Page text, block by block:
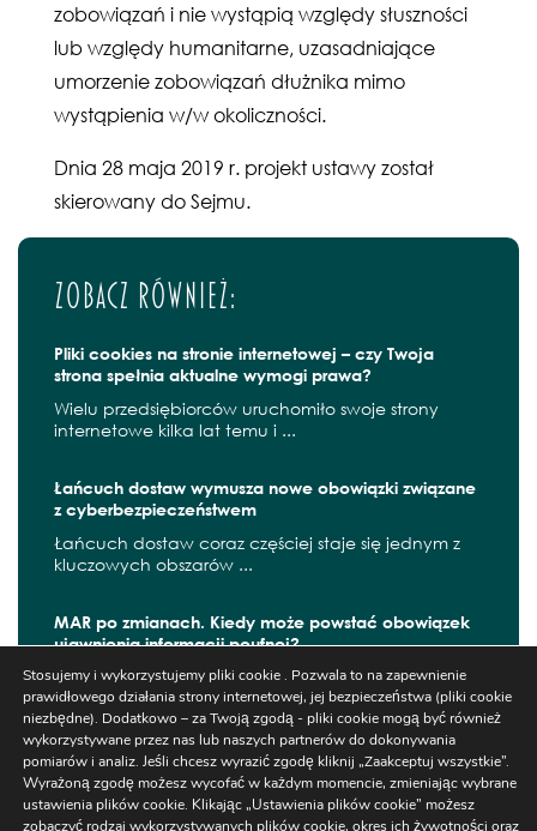
zobowiązań i nie wystąpią względy słuszności
lub względy humanitarne, uzasadniające
umorzenie zobowiązań dłużnika mimo
wystąpienia w/w okoliczności.
Dnia 28 maja 2019 r. projekt ustawy został
skierowany do Sejmu.
Zobacz również:
Pliki cookies na stronie internetowej – czy Twoja
strona spełnia aktualne wymogi prawa?
Wielu przedsiębiorców uruchomiło swoje strony
internetowe kilka lat temu i ...
Łańcuch dostaw wymusza nowe obowiązki związane
z cyberbezpieczeństwem
Łańcuch dostaw coraz częściej staje się jednym z
kluczowych obszarów ...
MAR po zmianach. Kiedy może powstać obowiązek
ujawnienia informacji poufnej?
W czerwcu 2026 r. zaczęły obowiązywać kolejne
zmiany wynikające z ...
Szukaj
Stosujemy i wykorzystujemy pliki cookie . Pozwala to na zapewnienie
prawidłowego działania strony internetowej, jej bezpieczeństwa (pliki cookie
niezbędne). Dodatkowo – za Twoją zgodą - pliki cookie mogą być również
wykorzystywane przez nas lub naszych partnerów do dokonywania
pomiarów i analiz. Jeśli chcesz wyrazić zgodę kliknij „Zaakceptuj wszystkie”.
Wyrażoną zgodę możesz wycofać w każdym momencie, zmieniając wybrane
ustawienia plików cookie. Klikając „Ustawienia plików cookie” możesz
zobaczyć rodzaj wykorzystywanych plików cookie, okres ich żywotności oraz